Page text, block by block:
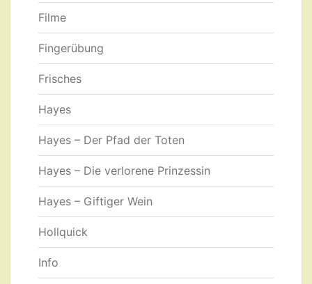
Filme
Fingerübung
Frisches
Hayes
Hayes – Der Pfad der Toten
Hayes – Die verlorene Prinzessin
Hayes – Giftiger Wein
Hollquick
Info